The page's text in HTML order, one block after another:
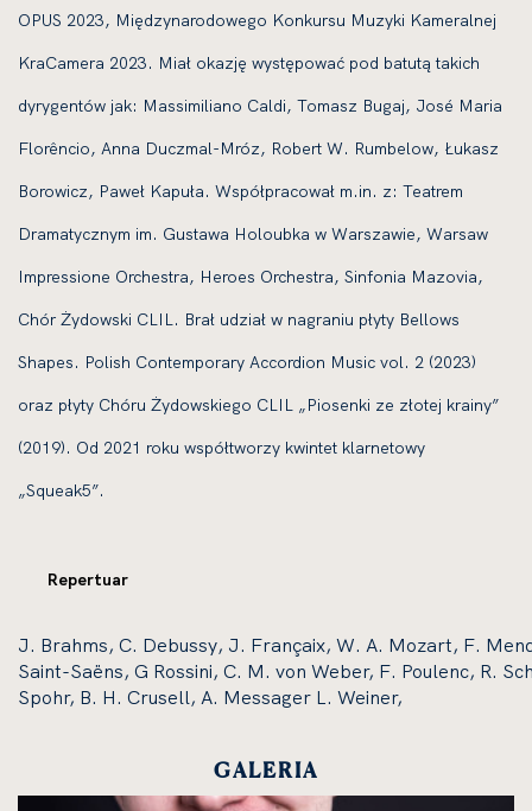
OPUS 2023, Międzynarodowego Konkursu Muzyki Kameralnej
KraCamera 2023. Miał okazję występować pod batutą takich
dyrygentów jak: Massimiliano Caldi, Tomasz Bugaj, José Maria
Florêncio, Anna Duczmal-Mróz, Robert W. Rumbelow, Łukasz
Borowicz, Paweł Kapuła. Współpracował m.in. z: Teatrem
Dramatycznym im. Gustawa Holoubka w Warszawie, Warsaw
Impressione Orchestra, Heroes Orchestra, Sinfonia Mazovia,
Chór Żydowski CLIL. Brał udział w nagraniu płyty Bellows
Shapes. Polish Contemporary Accordion Music vol. 2 (2023)
oraz płyty Chóru Żydowskiego CLIL „Piosenki ze złotej krainy”
(2019). Od 2021 roku współtworzy kwintet klarnetowy
„Squeak5”.
Repertuar
J. Brahms, C. Debussy, J. Françaix, W. A. Mozart, F.
Saint-Saëns, G Rossini, C. M. von Weber, F. Poulenc, R.
Spohr, B. H. Crusell, A. Messager L. Weiner,
GALERIA